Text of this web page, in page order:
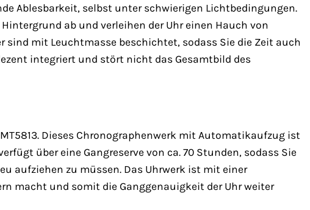
Ablesbarkeit, selbst unter schwierigen Lichtbedingungen.
ab und verleihen der Uhr einen Hauch von
mit Leuchtmasse beschichtet, sodass Sie die Zeit auch
integriert und stört nicht das Gesamtbild des
Dieses Chronographenwerk mit Automatikaufzug ist
über eine Gangreserve von ca. 70 Stunden, sodass Sie
aufziehen zu müssen. Das Uhrwerk ist mit einer
macht und somit die Ganggenauigkeit der Uhr weiter